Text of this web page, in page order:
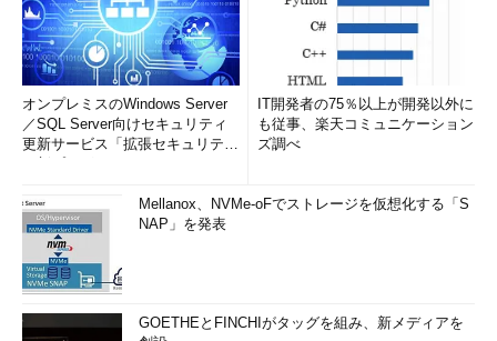
オンプレミスのWindows Server
／SQL Server向けセキュリティ
更新サービス「拡張セキュリティ
IT開発者の75％以上が開発以外に
も従事、楽天コミュニケーション
ズ調べ
Mellanox、NVMe-oFでストレージを仮想化する「S
NAP」を発表
GOETHEとFINCHIがタッグを組み、新メディアを